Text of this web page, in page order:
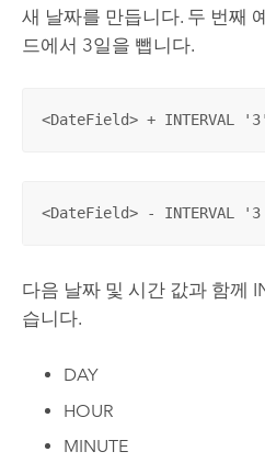
새 날짜를 만듭니다. 두 번째
드에서 3일을 뺍니다.
<DateField> + INTERVAL
<DateField> - INTERVAL '3
다음 날짜 및 시간 값과 함께
습니다.
DAY
HOUR
MINUTE